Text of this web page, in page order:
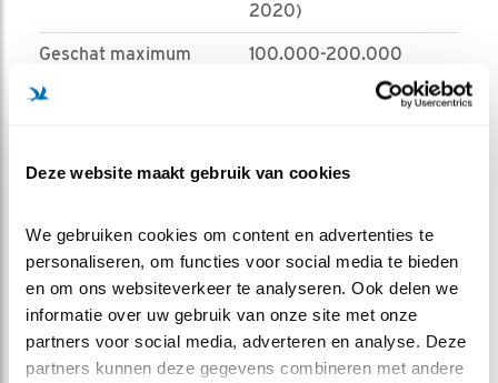
Deze website maakt gebruik van cookies
We gebruiken cookies om content en advertenties te
personaliseren, om functies voor social media te bieden
en om ons websiteverkeer te analyseren. Ook delen we
informatie over uw gebruik van onze site met onze
partners voor social media, adverteren en analyse. Deze
partners kunnen deze gegevens combineren met andere
2020)
Geschat maximum
100.000-200.000
(2012/13-2014/15)
Bron:sovon.nl